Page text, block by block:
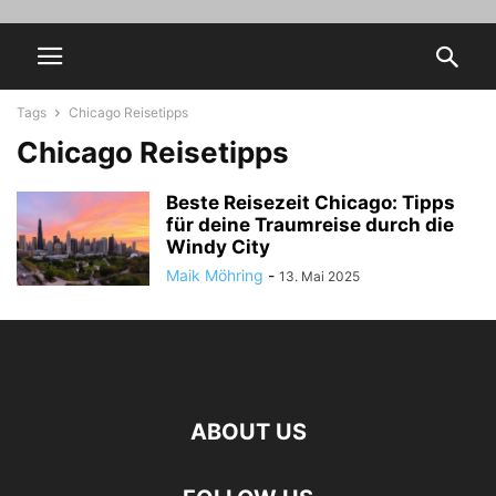
Tags Chicago Reisetipps
Chicago Reisetipps
Beste Reisezeit Chicago: Tipps
für deine Traumreise durch die
Windy City
Maik Möhring - 13. Mai 2025
ABOUT US